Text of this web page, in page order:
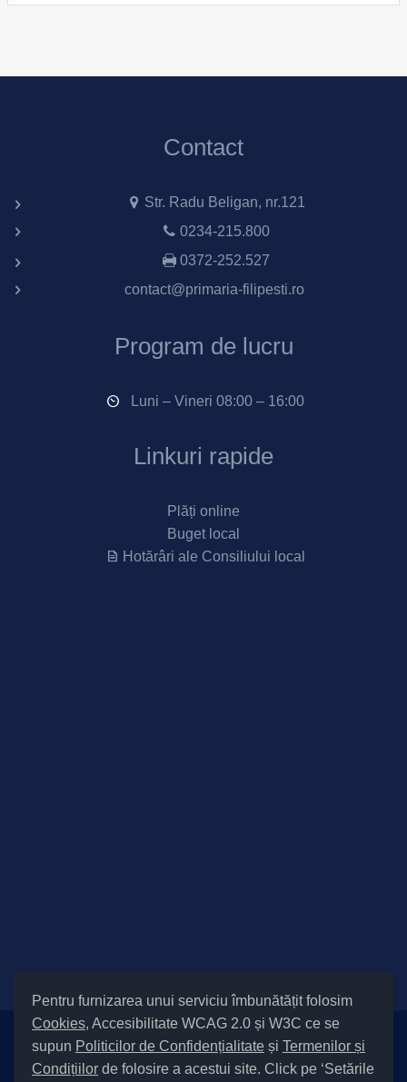
Pentru furnizarea unui serviciu îmbunătățit folosim
Cookies, Accesibilitate WCAG 2.0 și W3C ce se
supun Politicilor de Confidențialitate și Termenilor și
Condițiilor de folosire a acestui site. Click pe ‘Setările
Contact
Str. Radu Beligan, nr.121
0234-215.800
0372-252.527
contact@primaria-filipesti.ro
Program de lucru
Luni – Vineri 08:00 – 16:00
Linkuri rapide
Plăți online
Buget local
Hotărâri ale Consiliului local
Setări Cookies și Accesibilitate